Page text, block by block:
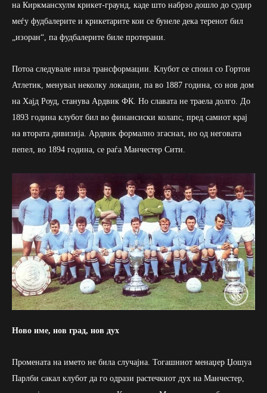
на Киркмансхулм крикет-граунд, каде што набрзо дошло до судир
меѓу фудбалерите и крикетарите кои се бунеле дека теренот бил
„изоран“, па фудбалерите биле протерани.
Потоа следувале низа трансформации. Клубот се споил со Гортон
Атлетик, менувал неколку локации, па во 1887 година, со нов дом
на Хајд Роуд, станува Ардвик ФК. Но славата не траела долго. До
1893 година клубот бил во финансиски колапс, пред самиот крај
на втората дивизија. Ардвик формално згаснал, но од неговата
пепел, во 1894 година, се раѓа Манчестер Сити.
Ново име, нов град, нов дух
Промената на името не била случајна. Тогашниот менаџер Џошуа
Парлби сакал клубот да го одрази растечкиот дух на Манчестер,